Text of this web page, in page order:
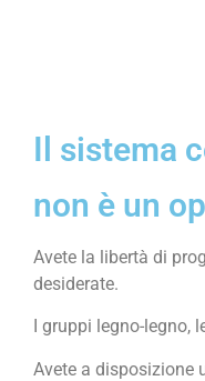
Il sistema
non è un
Avete la libertà di
desiderate.
I gruppi legno-
Avete a disposizione